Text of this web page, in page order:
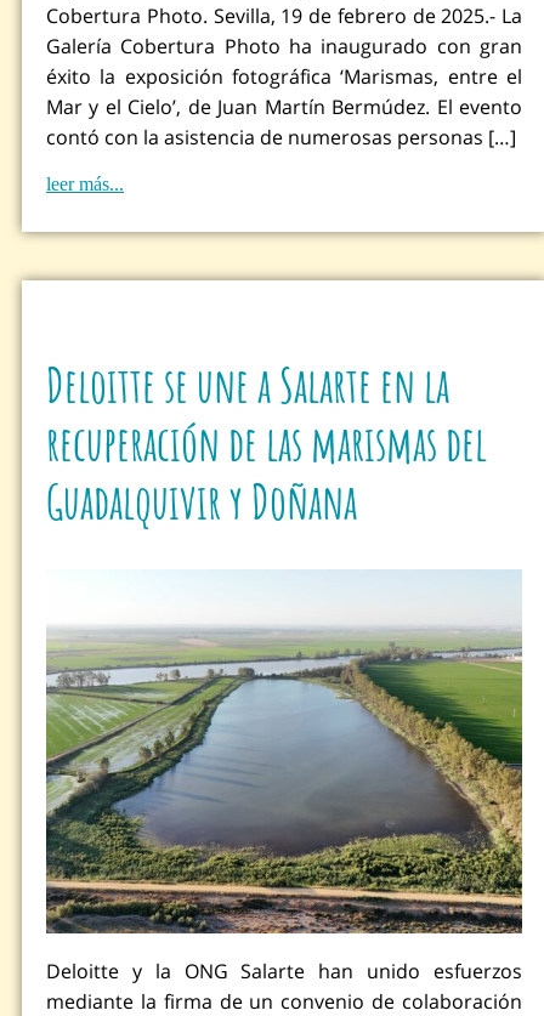
Cobertura Photo. Sevilla, 19 de febrero de 2025.- La
Galería Cobertura Photo ha inaugurado con gran
éxito la exposición fotográfica ‘Marismas, entre el
Mar y el Cielo’, de Juan Martín Bermúdez. El evento
contó con la asistencia de numerosas personas […]
leer más...
Deloitte se une a Salarte en la
recuperación de las marismas del
Guadalquivir y Doñana
Deloitte y la ONG Salarte han unido esfuerzos
mediante la firma de un convenio de colaboración